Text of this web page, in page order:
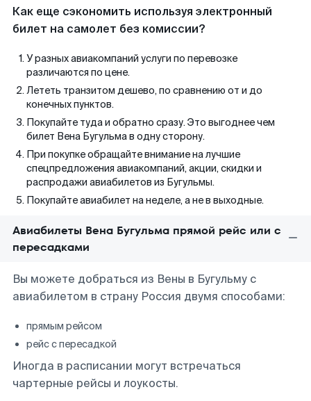
Как еще сэкономить используя электронный
билет на самолет без комиссии?
У разных авиакомпаний услуги по перевозке
различаются по цене.
Лететь транзитом дешево, по сравнению от и до
конечных пунктов.
Покупайте туда и обратно сразу. Это выгоднее чем
билет Вена Бугульма в одну сторону.
При покупке обращайте внимание на лучшие
спецпредложения авиакомпаний, акции, скидки и
распродажи авиабилетов из Бугульмы.
Покупайте авиабилет на неделе, а не в выходные.
Авиабилеты Вена Бугульма прямой рейс или с
пересадками
Вы можете добраться из Вены в Бугульму с
авиабилетом в страну Россия двумя способами:
прямым рейсом
рейс с пересадкой
Иногда в расписании могут встречаться
чартерные рейсы и лоукосты.